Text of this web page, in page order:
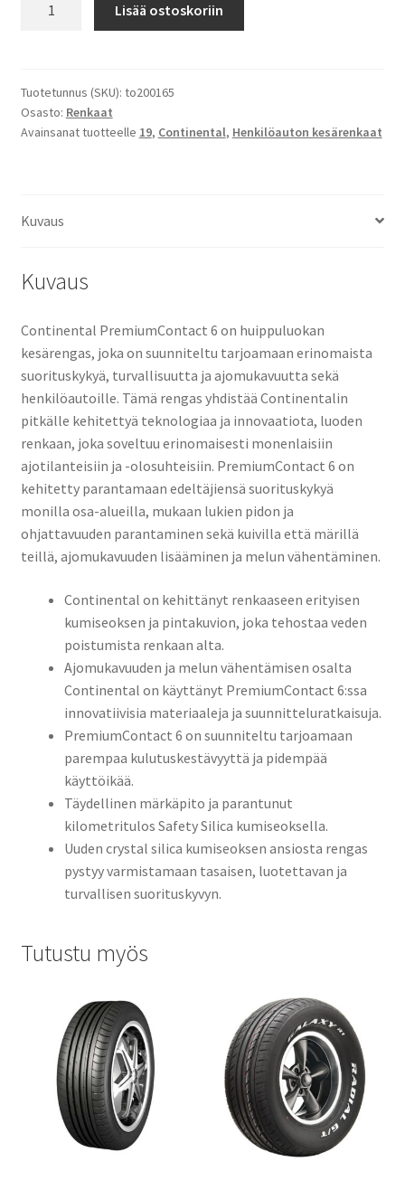
6
määrä
Lisää ostoskoriin
Tuotetunnus (SKU): to200165
Osasto: Renkaat
Avainsanat tuotteelle 19, Continental, Henkilöauton kesärenkaat
Kuvaus
Kuvaus
Continental PremiumContact 6 on huippuluokan
kesärengas, joka on suunniteltu tarjoamaan erinomaista
suorituskykyä, turvallisuutta ja ajomukavuutta sekä
henkilöautoille. Tämä rengas yhdistää Continentalin
pitkälle kehitettyä teknologiaa ja innovaatiota, luoden
renkaan, joka soveltuu erinomaisesti monenlaisiin
ajotilanteisiin ja -olosuhteisiin. PremiumContact 6 on
kehitetty parantamaan edeltäjiensä suorituskykyä
monilla osa-alueilla, mukaan lukien pidon ja
ohjattavuuden parantaminen sekä kuivilla että märillä
teillä, ajomukavuuden lisääminen ja melun vähentäminen.
Continental on kehittänyt renkaaseen erityisen
kumiseoksen ja pintakuvion, joka tehostaa veden
poistumista renkaan alta.
Ajomukavuuden ja melun vähentämisen osalta
Continental on käyttänyt PremiumContact 6:ssa
innovatiivisia materiaaleja ja suunnitteluratkaisuja.
PremiumContact 6 on suunniteltu tarjoamaan
parempaa kulutuskestävyyttä ja pidempää
käyttöikää.
Täydellinen märkäpito ja parantunut
kilometritulos Safety Silica kumiseoksella.
Uuden crystal silica kumiseoksen ansiosta rengas
pystyy varmistamaan tasaisen, luotettavan ja
turvallisen suorituskyvyn.
Tutustu myös